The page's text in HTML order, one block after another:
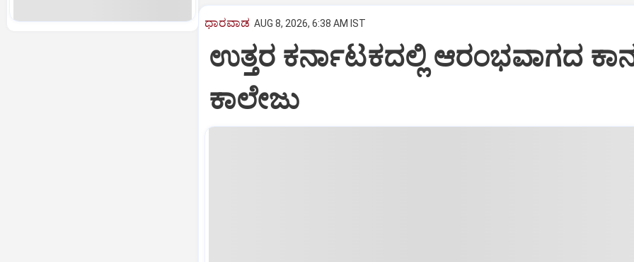
ಧಾರವಾಡ AUG 8, 2026, 6:38 AM IST
ಉತ್ತರ ಕರ್ನಾಟಕದಲ್ಲಿ ಆರಂಭವಾಗದ
ಕಾಲೇಜು